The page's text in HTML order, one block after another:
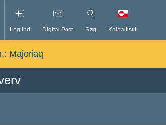
Log ind Digital Post Søg Kalaallisut
Majoriaq